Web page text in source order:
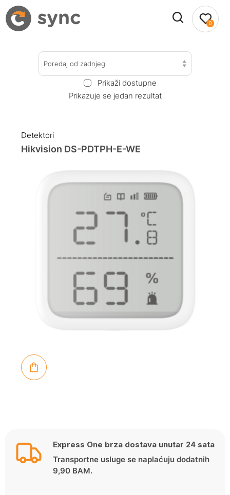
0
Poredaj od zadnjeg
Prikaži dostupne
Prikazuje se jedan rezultat
Detektori
Hikvision DS-PDTPH-E-WE
Express One brza dostava unutar 24 sata
Transportne usluge se naplaćuju dodatnih
9,90 BAM.